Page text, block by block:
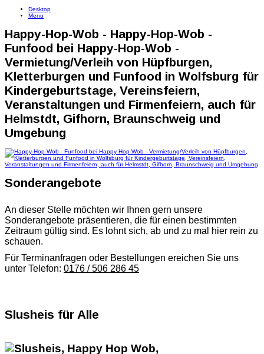
Desktop
Menu
Happy-Hop-Wob - Happy-Hop-Wob -
Funfood bei Happy-Hop-Wob -
Vermietung/Verleih von Hüpfburgen,
Kletterburgen und Funfood in Wolfsburg für
Kindergeburtstage, Vereinsfeiern,
Veranstaltungen und Firmenfeiern, auch für
Helmstdt, Gifhorn, Braunschweig und
Umgebung
Sonderangebote
An dieser Stelle möchten wir Ihnen gern unsere
Sonderangebote präsentieren, die für einen bestimmten
Zeitraum gültig sind. Es lohnt sich, ab und zu mal hier rein zu
schauen.
Für Terminanfragen oder Bestellungen ereichen Sie uns
unter Telefon: 0176 / 506 286 45
Slusheis für Alle